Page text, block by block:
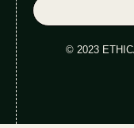
© 2023